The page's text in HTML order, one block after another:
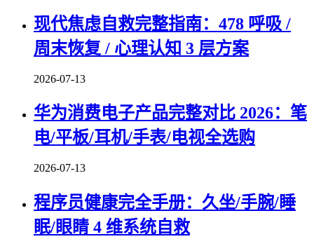
现代焦虑自救完整指南：478 呼吸 /
周末恢复 / 心理认知 3 层方案
2026-07-13
华为消费电子产品完整对比 2026：笔
电/平板/耳机/手表/电视全选购
2026-07-13
程序员健康完全手册：久坐/手腕/睡
眠/眼睛 4 维系统自救